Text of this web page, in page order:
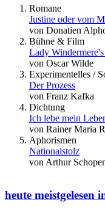
Romane
Justine oder vom
von Donatien
Bühne & Film
Lady Windermere's
von Oscar Wilde
Experimentelles /
Der Prozess
von Franz Kafka
Dichtung
Ich lebe mein
von Rainer Maria
Aphorismen
Nationalstolz
von Arthur
heute meistgelesen